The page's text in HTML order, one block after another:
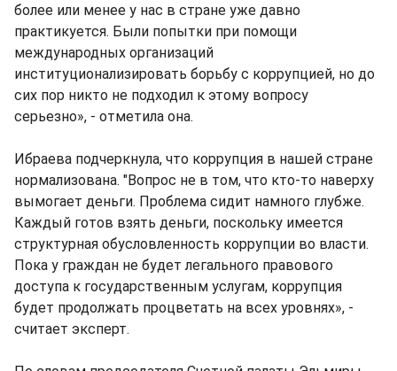
более или менее у нас в стране уже давно
практикуется. Были попытки при помощи
международных организаций
институционализировать борьбу с коррупцией, но до
сих пор никто не подходил к этому вопросу
серьезно», - отметила она.
Ибраева подчеркнула, что коррупция в нашей стране
нормализована. "Вопрос не в том, что кто-то наверху
вымогает деньги. Проблема сидит намного глубже.
Каждый готов взять деньги, поскольку имеется
структурная обусловленность коррупции во власти.
Пока у граждан не будет легального правового
доступа к государственным услугам, коррупция
будет продолжать процветать на всех уровнях», -
считает эксперт.